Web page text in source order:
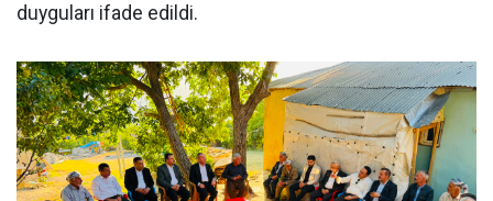
duyguları ifade edildi.